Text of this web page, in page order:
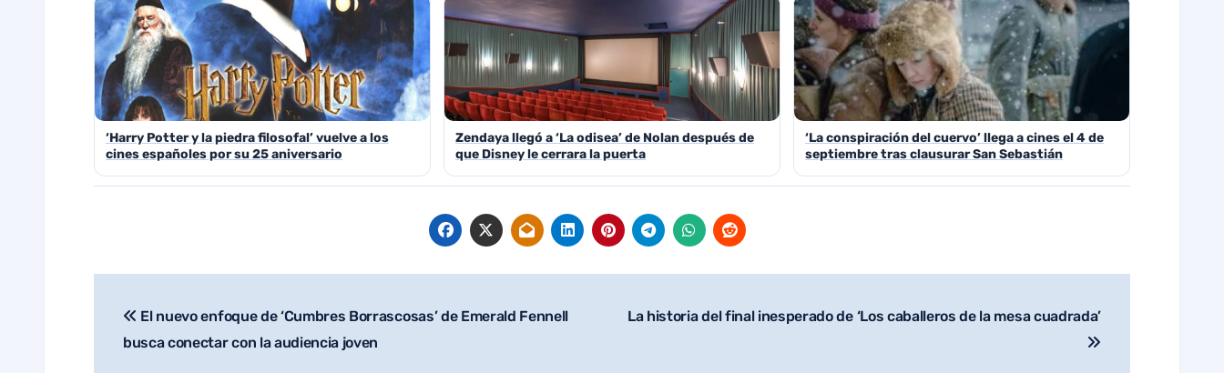
‘Harry Potter y la piedra filosofal’ vuelve a los
cines españoles por su 25 aniversario
Zendaya llegó a ‘La odisea’ de Nolan después de
que Disney le cerrara la puerta
‘La conspiración del cuervo’ llega a cines el 4 de
septiembre tras clausurar San Sebastián
Navegación
de
El nuevo enfoque de ‘Cumbres Borrascosas’ de Emerald Fennell
busca conectar con la audiencia joven
La historia del final inesperado de ‘Los caballeros de la mesa cuadrada’